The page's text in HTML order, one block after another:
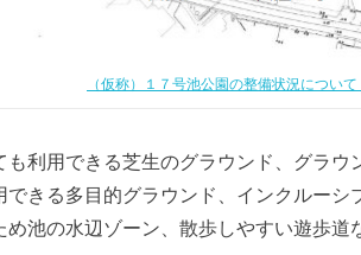
（仮称）１７号池公園の整備状況について
も利用できる芝生のグラウンド、グラ
できる多目的グラウンド、インクルー
め池の水辺ゾーン、散歩しやすい遊歩道